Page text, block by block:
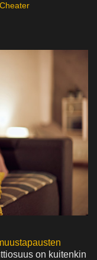
on kuitenkin